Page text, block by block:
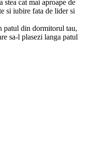
stea cat mai aproape de
si iubire fata de lider si
patul din dormitorul tau,
sa-l plasezi langa patul